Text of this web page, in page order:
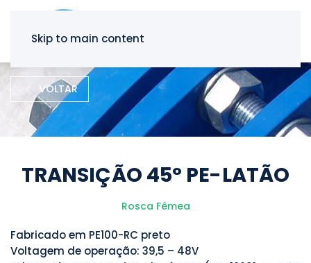
Skip to main content
VOLTAR
TRANSIÇÃO 45° PE-LATÃO
Rosca Fêmea
Fabricado em PE100-RC preto
Voltagem de operação: 39,5 – 48V